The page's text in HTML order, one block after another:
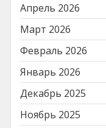
Апрель 2026
Март 2026
Февраль 2026
Январь 2026
Декабрь 2025
Ноябрь 2025